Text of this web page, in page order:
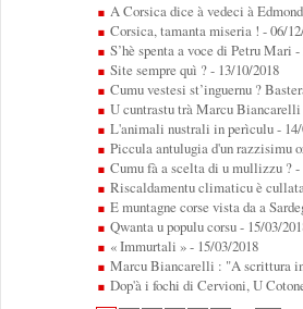
A Corsica dice à vedeci à Edmond
Corsica, tamanta miseria ! - 06/
S’hè spenta a voce di Petru Mari -
Site sempre quì ?- 13/10/2018
Cumu vestesi st’inguernu ?
U cuntrastu trà Marcu
L'animali nustrali in perìculu-
Piccula antulugia d'un razzisimu
Cumu fà a scelta di u mullizzu ?-
Riscaldamentu climaticu è
E muntagne corse vista da a
Qwanta u populu corsu- 15/03/
« Immurtali »- 15/03/2018
Marcu Biancarelli : "A scrittura
Dop'à i fochi di Cervioni, U